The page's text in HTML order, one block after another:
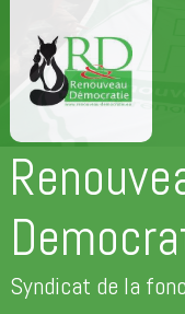
contenu
principal
Syndicat de la